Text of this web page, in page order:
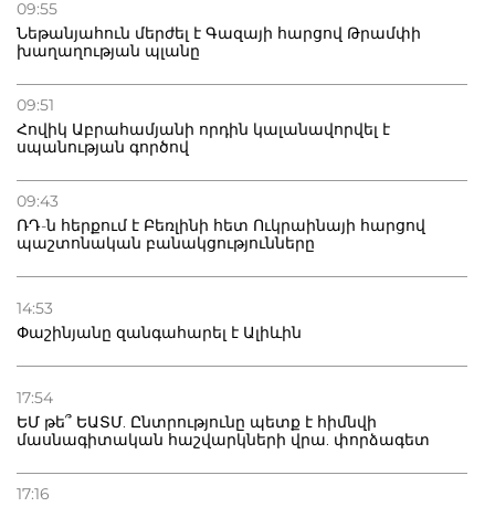
09:55
Նեթանյահուն մերժել է Գազայի հարցով Թրամփի
խաղաղության պլանը
09:51
Հովիկ Աբրահամյանի որդին կալանավորվել է
սպանության գործով
09:43
ՌԴ-ն հերքում է Բեռլինի հետ Ուկրաինայի հարցով
պաշտոնական բանակցությունները
14:53
Փաշինյանը զանգահարել է Ալիևին
17:54
ԵՄ թե՞ ԵԱՏՄ. Ընտրությունը պետք է հիմնվի
մասնագիտական հաշվարկների վրա. փորձագետ
17:16